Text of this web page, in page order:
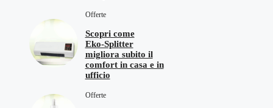
Offerte
Scopri come
Eko‑Splitter
migliora subito il
comfort in casa e in
ufficio
Offerte